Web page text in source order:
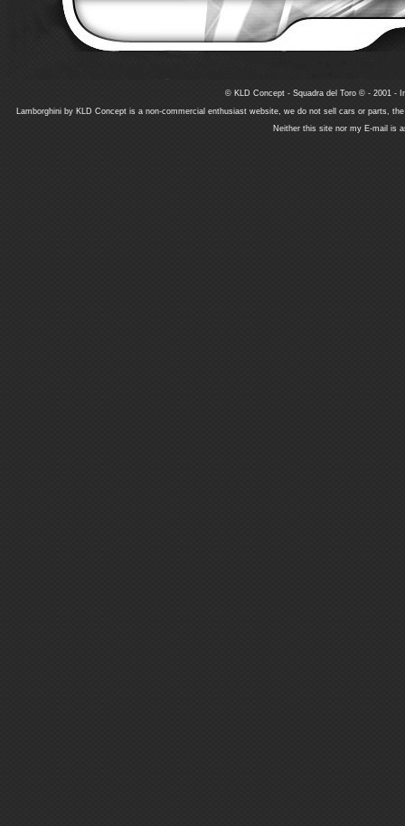
© KLD Concept - Squadra del Toro © - 2001 -
Lamborghini by KLD Concept is a non-commercial enthusiast website, we do not sell cars or parts,
Neither this site nor my E-mail is